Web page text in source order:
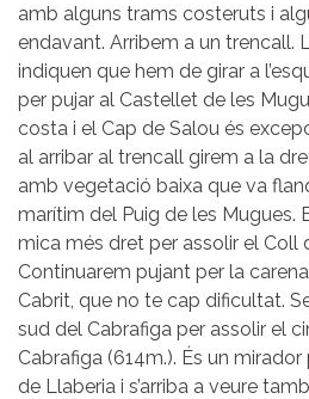
amb alguns trams costeruts i
endavant. Arribem a un trencall.
indiquen que hem de girar a
per pujar al Castellet de les
costa i el Cap de Salou és
al arribar al trencall girem a la
amb vegetació baixa que va
marítim del Puig de les Mugues.
mica més dret per assolir el Coll
Continuarem pujant per la
Cabrit, que no te cap dificultat.
sud del Cabrafiga per assolir el
Cabrafiga (614m.). És un
de Llaberia i s’arriba a veure